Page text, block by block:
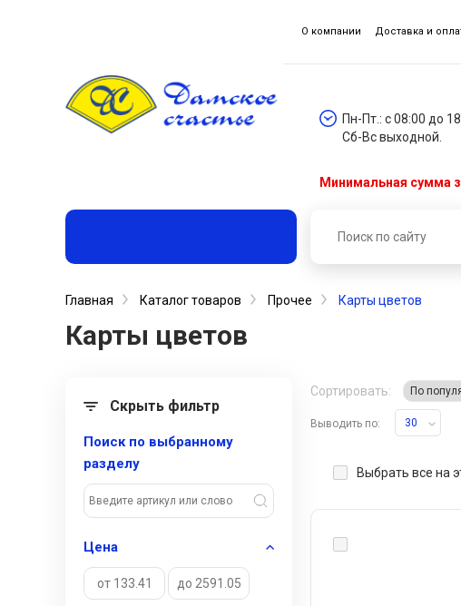
О компании Доставка и
Пн-Пт.: с 08:00 до
Сб-Вс выходной.
Минимальная сумма
Главная Каталог товаров Прочее Карты цветов
Карты цветов
Скрыть фильтр
Поиск по выбранному
разделу
Цена
Сортировать:
Выводить по: 30
Выбрать все на